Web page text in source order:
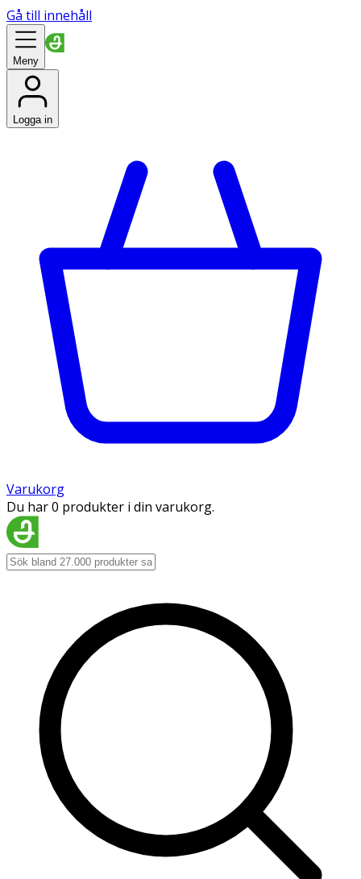
Gå till innehåll
Meny
Logga in
Varukorg
Du har 0 produkter i din varukorg.